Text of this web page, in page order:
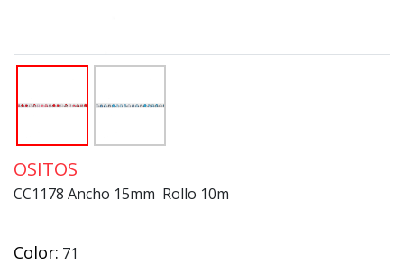
OSITOS
CC1178 Ancho 15mm Rollo 10m
Color: 71